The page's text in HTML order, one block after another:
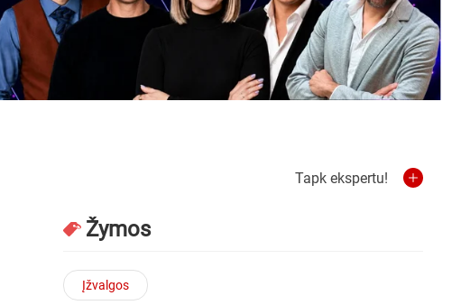
Tapk ekspertu!
Žymos
Įžvalgos